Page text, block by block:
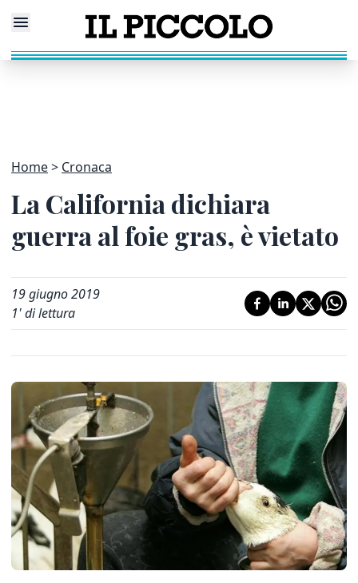
Home Cronaca
La California dichiara
guerra al foie gras, è vietato
19 giugno 2019
1' di lettura